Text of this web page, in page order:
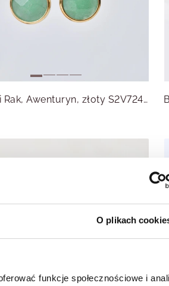
O plikach
funkcje społecznościowe i
Kolczyki Rak, Awenturyn, złoty S2V72400-9Z